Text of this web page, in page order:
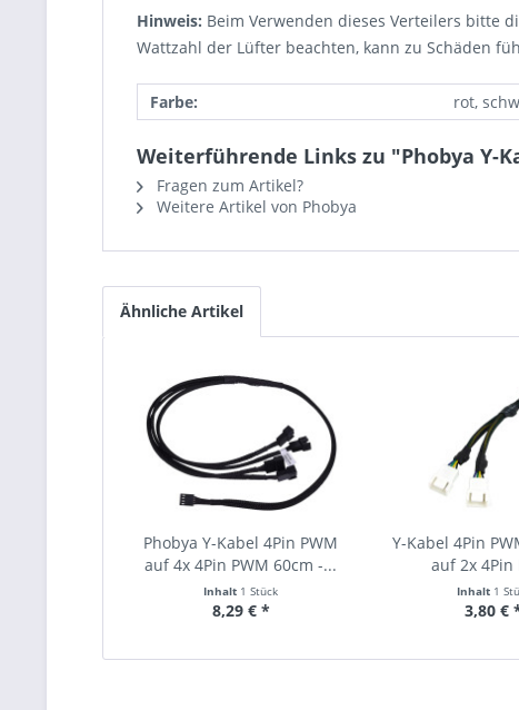
Hinweis: Beim Verwenden dieses Verteilers bitte
Wattzahl der Lüfter beachten, kann zu Schäden
Farbe: rot,
Weiterführende Links zu "Phobya Y-
Fragen zum Artikel?
Weitere Artikel von Phobya
Ähnliche Artikel
Phobya Y-Kabel 4Pin PWM
auf 4x 4Pin PWM 60cm -...
Inhalt 1 Stück
8,29 € *
Y-Kabel 4Pin
auf 2x 4Pin
Inhalt 1
3,80 €